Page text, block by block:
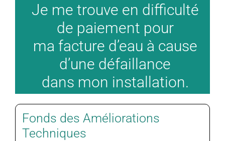
Je me trouve en difficulté
de paiement pour
ma facture d’eau à cause
d’une défaillance
dans mon installation.
Fonds des Améliorations
Techniques